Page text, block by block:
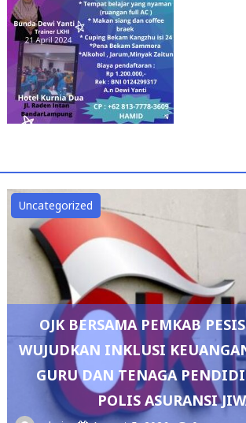
Uncategorized
OJK BERSAMA PEMKAB
WUJUDKAN INKLUSI
GURU DAN TENAGA
POLIS ASURANSI